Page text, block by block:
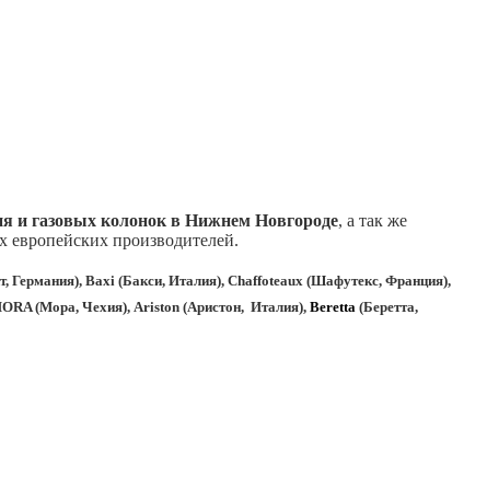
и газовых колонок в Нижнем Новгороде, а так же
европейских производителей.
Baxi (Бакси, Италия), Chaffoteaux (Шафутекс, Франция),
(Мора, Чехия), Ariston (Аристон, Италия), Beretta (Беретта,